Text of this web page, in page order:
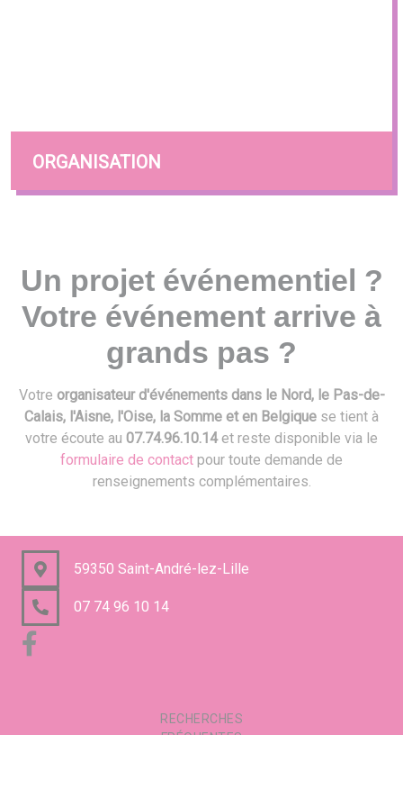
ORGANISATION
Un projet événementiel ?
Votre événement arrive à
grands pas ?
Votre organisateur d'événements dans le Nord, le Pas-de-
Calais, l'Aisne, l'Oise, la Somme et en Belgique se tient à
votre écoute au 07.74.96.10.14et reste disponible via le
formulaire de contact pour toute demande de
renseignements complémentaires.
59350 Saint-André-lez-Lille
07 74 96 10 14
RECHERCHES
FRÉQUENTES